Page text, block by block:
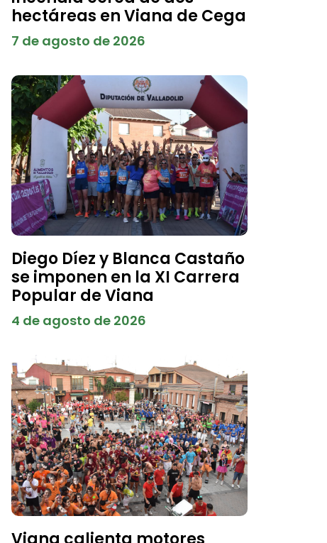
hectáreas en Viana de Cega
7 de agosto de 2026
Diego Díez y Blanca Castaño
se imponen en la XI Carrera
Popular de Viana
4 de agosto de 2026